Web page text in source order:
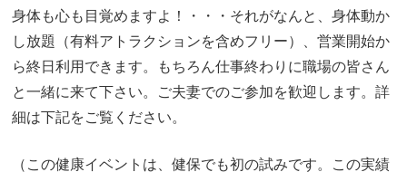
身体も心も目覚めますよ！・・・それがなんと、身体動か
し放題（有料アトラクションを含めフリー）、営業開始か
ら終日利用できます。もちろん仕事終わりに職場の皆さん
と一緒に来て下さい。ご夫妻でのご参加を歓迎します。詳
細は下記をご覧ください。
（この健康イベントは、健保でも初の試みです。この実績